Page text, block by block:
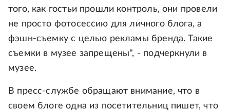
того, как гостьи прошли контроль, они провели
не просто фотосессию для личного блога, а
фэшн-съемку с целью рекламы бренда. Такие
съемки в музее запрещены", - подчеркнули в
музее.
В пресс-службе обращают внимание, что в
своем блоге одна из посетительниц пишет, что